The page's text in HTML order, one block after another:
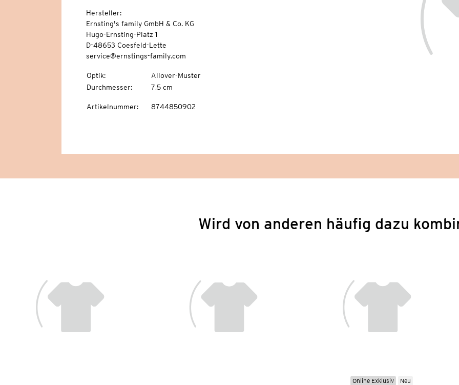
Hersteller:
Ernsting's family GmbH & Co. KG
Hugo-Ernsting-Platz 1
D-48653 Coesfeld-Lette
service@ernstings-family.com
Optik:
Allover-Muster
Durchmesser: 7,5 cm
Artikelnummer: 8744850902
Wird von anderen häufig dazu
Online Exklusiv Neu